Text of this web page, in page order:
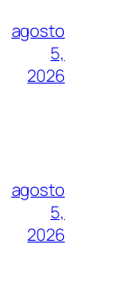
agosto
5,
2026
agosto
5,
2026